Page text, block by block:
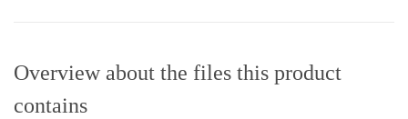
Overview about the files this product
contains